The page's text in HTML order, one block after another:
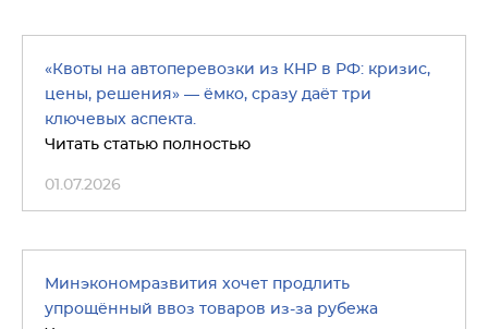
«Квоты на автоперевозки из КНР в РФ: кризис,
цены, решения» — ёмко, сразу даёт три
ключевых аспекта.
Читать статью полностью
01.07.2026
Минэкономразвития хочет продлить
упрощённый ввоз товаров из-за рубежа